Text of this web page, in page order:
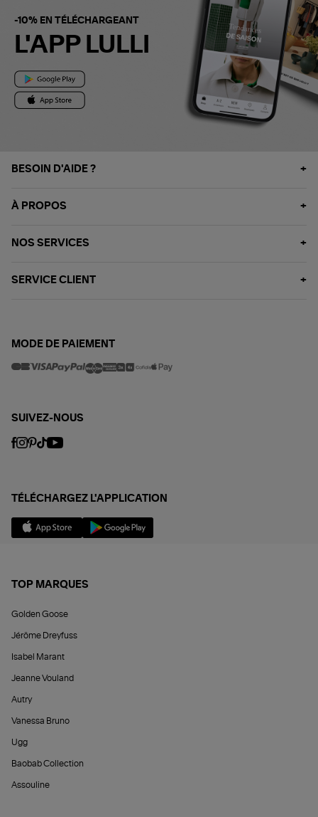
-10% EN TÉLÉCHARGEANT
L'APP LULLI
BESOIN D'AIDE ?
À PROPOS
NOS SERVICES
SERVICE CLIENT
MODE DE PAIEMENT
SUIVEZ-NOUS
TÉLÉCHARGEZ L'APPLICATION
TOP MARQUES
Golden Goose
Jérôme Dreyfuss
Isabel Marant
Jeanne Vouland
Autry
Vanessa Bruno
Ugg
Baobab Collection
Assouline